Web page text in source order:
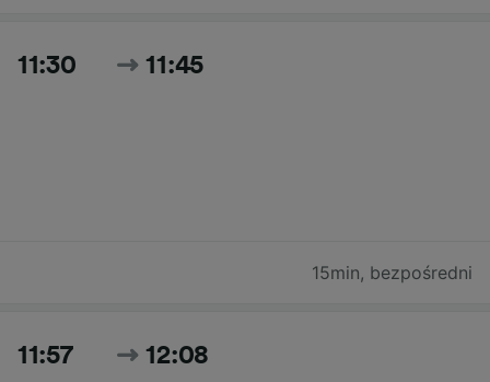
11:30 11:45
15min, bezpośredni
11:57 12:08